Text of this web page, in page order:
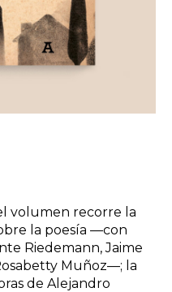
volumen recorre la
la poesía —con
Riedemann, Jaime
Muñoz—; la
de Alejandro